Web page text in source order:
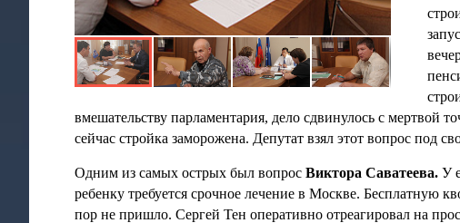
вмешательству парламентария, дело сдвинулось с мертвой
сейчас стройка заморожена. Депутат взял этот вопрос под
Одним из самых острых был вопрос Виктора Саватеева. У
ребенку требуется срочное лечение в Москве. Бесплатную
пор не пришло. Сергей Тен оперативно отреагировал на